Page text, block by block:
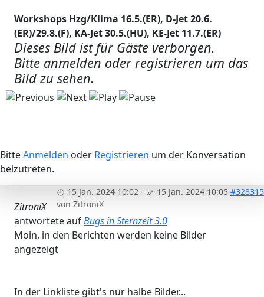
Workshops Hzg/Klima 16.5.(ER), D-Jet 20.6.
(ER)/29.8.(F), KA-Jet 30.5.(HU), KE-Jet 11.7.(ER)
Dieses Bild ist für Gäste verborgen.
Bitte anmelden oder registrieren um das
Bild zu sehen.
BitteAnmelden oder Registrieren um der Konversation
beizutreten.
15 Jan. 2024 10:02 - 15 Jan. 2024 10:05 #328315
von ZitroniX
ZitroniX
antwortete aufBugs in Sternzeit 3.0
Moin, in den Berichten werden keine Bilder
angezeigt
In der Linkliste gibt's nur halbe Bilder...